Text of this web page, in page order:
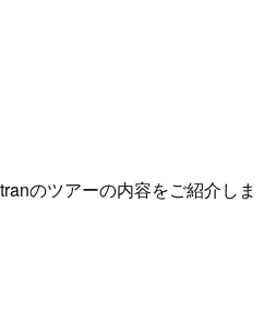
のツアーの内容をご紹介しま